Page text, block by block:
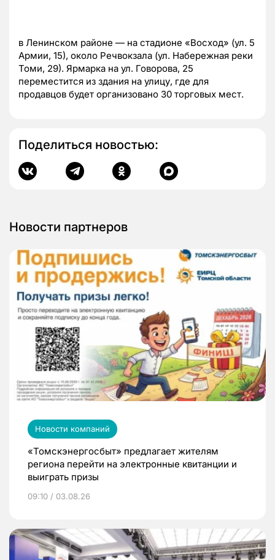
в Ленинском районе — на стадионе «Восход» (ул. 5
Армии, 15), около Речвокзала (ул. Набережная реки
Томи, 29). Ярмарка на ул. Говорова, 25
переместится из здания на улицу, где для
продавцов будет организовано 30 торговых мест.
Поделиться новостью:
Новости партнеров
Новости компаний
«Томскэнергосбыт» предлагает жителям
региона перейти на электронные квитанции и
выиграть призы
09:10 / 03.08.26